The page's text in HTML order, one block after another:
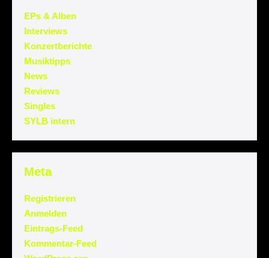
EPs & Alben
Interviews
Konzertberichte
Musiktipps
News
Reviews
Singles
SYLB intern
Meta
Registrieren
Anmelden
Eintrags-Feed
Kommentar-Feed